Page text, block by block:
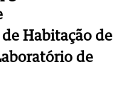
Habitação de
de